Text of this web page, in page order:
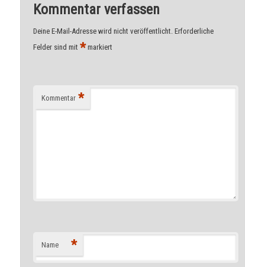
Kommentar verfassen
Deine E-Mail-Adresse wird nicht veröffentlicht. Erforderliche
Felder sind mit*markiert
Kommentar *
Name *